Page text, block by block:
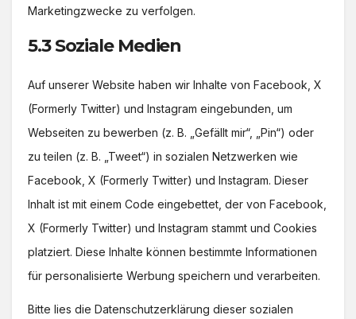
Marketingzwecke zu verfolgen.
5.3 Soziale Medien
Auf unserer Website haben wir Inhalte von Facebook, X
(Formerly Twitter) und Instagram eingebunden, um
Webseiten zu bewerben (z. B. „Gefällt mir“, „Pin“) oder
zu teilen (z. B. „Tweet“) in sozialen Netzwerken wie
Facebook, X (Formerly Twitter) und Instagram. Dieser
Inhalt ist mit einem Code eingebettet, der von Facebook,
X (Formerly Twitter) und Instagram stammt und Cookies
platziert. Diese Inhalte können bestimmte Informationen
für personalisierte Werbung speichern und verarbeiten.
Bitte lies die Datenschutzerklärung dieser sozialen